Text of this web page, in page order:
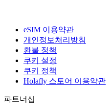
eSIM 이용약관
개인정보처리방침
환불 정책
쿠키 설정
쿠키 정책
Holafly 스토어 이용약관
파트너십